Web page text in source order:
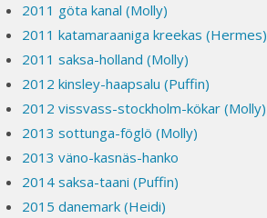
2011 göta kanal (Molly)
2011 katamaraaniga kreekas (Hermes)
2011 saksa-holland (Molly)
2012 kinsley-haapsalu (Puffin)
2012 vissvass-stockholm-kökar (Molly)
2013 sottunga-föglö (Molly)
2013 väno-kasnäs-hanko
2014 saksa-taani (Puffin)
2015 danemark (Heidi)